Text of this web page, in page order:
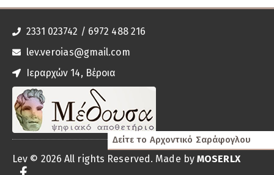
Δείτε το Αρχοντικό Σαράφογλου
2331 023742 / 6972 488 216
lev.veroias@gmail.com
Ιεραρχών 14, Βέροια
Lev © 2026 All rights Reserved. Made by MOSERLX